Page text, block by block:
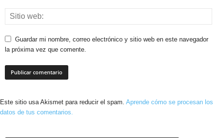
Guardar mi nombre, correo electrónico y sitio web en este navegador
la próxima vez que comente.
Este sitio usa Akismet para reducir el spam. Aprende cómo se procesan los
datos de tus comentarios.